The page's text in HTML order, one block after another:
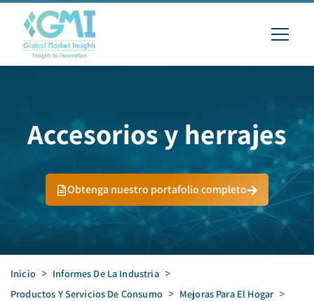
Accesorios y herrajes
Obtenga nuestro portafolio completo
Inicio > Informes De La Industria >
Productos Y Servicios De Consumo > Mejoras Para El Hogar >